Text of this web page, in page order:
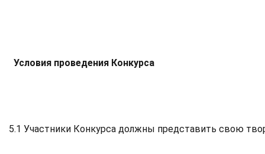
Условия проведения Конкурса
5.1 Участники Конкурса должны представить свою